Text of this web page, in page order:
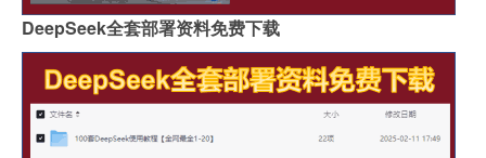
DeepSeek全套部署资料免费下载